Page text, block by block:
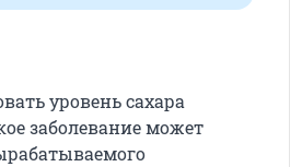
уровень сахара
заболевание может